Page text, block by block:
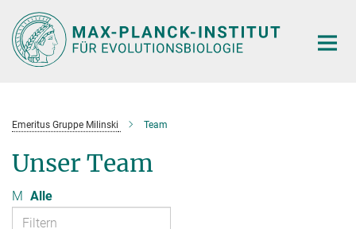
Hauptinhalt
Emeritus Gruppe Milinski Team
Unser Team
M Alle